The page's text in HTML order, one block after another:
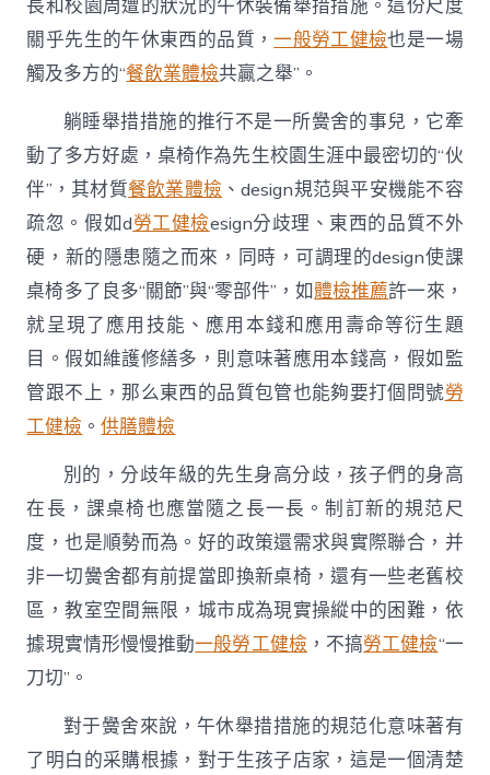
長和校園周遭的狀況的午休裝備舉措措施。這份尺度
關乎先生的午休東西的品質，一般勞工健檢也是一場
觸及多方的“餐飲業體檢共贏之舉”。
躺睡舉措措施的推行不是一所黌舍的事兒，它牽
動了多方好處，桌椅作為先生校園生涯中最密切的“伙
伴”，其材質餐飲業體檢 、design規范與平安機能不容
疏忽。假如d勞工健檢esign分歧理、東西的品質不外
硬，新的隱患隨之而來，同時，可調理的design使課
桌椅多了良多“關節”與“零部件”，如體檢推薦許一來，
就呈現了應用技能、應用本錢和應用壽命等衍生題
目。假如維護修繕多，則意味著應用本錢高，假如監
管跟不上，那么東西的品質包管也能夠要打個問號勞
工健檢 。供膳體檢
別的，分歧年級的先生身高分歧，孩子們的身高
在長，課桌椅也應當隨之長一長。制訂新的規范尺
度，也是順勢而為。好的政策還需求與實際聯合，并
非一切黌舍都有前提當即換新桌椅，還有一些老舊校
區，教室空間無限，城市成為現實操縱中的困難，依
據現實情形慢慢推動一般勞工健檢 ，不搞勞工健檢“一
刀切”。
對于黌舍來說，午休舉措措施的規范化意味著有
了明白的采購根據，對于生孩子店家，這是一個清楚